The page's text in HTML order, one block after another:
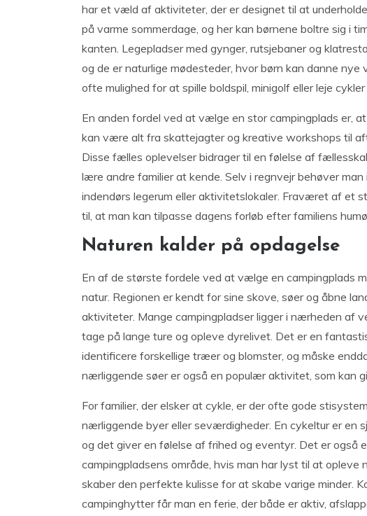
har et væld af aktiviteter, der er designet til at
på varme sommerdage, og her kan børnene boltre sig i
kanten. Legepladser med gynger, rutsjebaner og
og de er naturlige mødesteder, hvor børn kan danne nye
ofte mulighed for at spille boldspil, minigolf eller leje
En anden fordel ved at vælge en stor campingplads er,
kan være alt fra skattejagter og kreative workshops til
Disse fælles oplevelser bidrager til en følelse af
lære andre familier at kende. Selv i regnvejr behøver
indendørs legerum eller aktivitetslokaler. Fraværet af et
til, at man kan tilpasse dagens forløb efter familiens
Naturen kalder på opdagelse
En af de største fordele ved at vælge en campingplads
natur. Regionen er kendt for sine skove, søer og åbne
aktiviteter. Mange campingpladser ligger i nærheden af
tage på lange ture og opleve dyrelivet. Det er en
identificere forskellige træer og blomster, og måske
nærliggende søer er også en populær aktivitet, som kan
For familier, der elsker at cykle, er der ofte gode
nærliggende byer eller seværdigheder. En cykeltur er en
og det giver en følelse af frihed og eventyr. Det er også
campingpladsens område, hvis man har lyst til at
skaber den perfekte kulisse for at skabe varige minder.
campinghytter får man en ferie, der både er aktiv,